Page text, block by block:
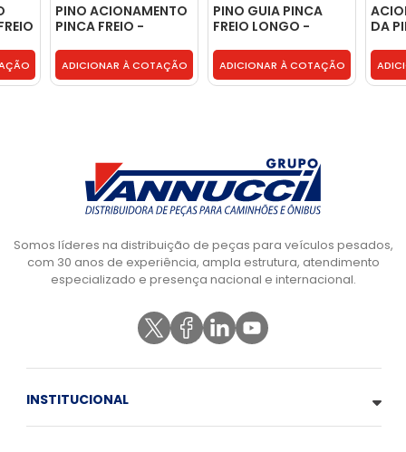
PINO ACIONAMENTO
PINCA FREIO -
ADICIONAR À COTAÇÃO
PINO GUIA PINCA
FREIO LONGO -
ADICIONAR À COTAÇÃO
DA
- .
Somos líderes na distribuição de peças para veículos pesados,
com 30 anos de experiência, ampla estrutura, atendimento
especializado e presença nacional e internacional.
INSTITUCIONAL